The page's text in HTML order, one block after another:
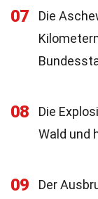
07
Die
08
Die
Wald und
09
Der